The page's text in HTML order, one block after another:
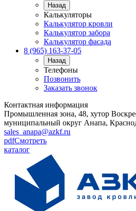
Назад
Калькуляторы
Калькулятор кровли
Калькулятор забора
Калькулятор фасада
8 (965) 163-37-05
Назад
Телефоны
Позвонить
Заказать звонок
Контактная информация
Промышленная зона, 48, хутор
муниципальный округ Анапа,
sales_anapa@azkf.ru
pdfСмотреть
каталог